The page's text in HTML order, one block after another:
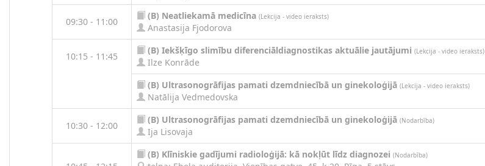
09:30 - 11:00
(B) Neatliekamā medicīna (Lekcija - video ieraksts)
Anastasija Fjodorova
10:15 - 11:45
(B) Iekšķīgo slimību diferenciāldiagnostikas aktuālie jautājumi (Lekcija - video ieraksts)
Ilze Konrāde
(B) Ultrasonogrāfijas pamati dzemdniecībā un ginekoloģijā (Lekcija - video ieraksts)
Natālija Vedmedovska
10:30 - 12:00
(B) Ultrasonogrāfijas pamati dzemdniecībā un ginekoloģijā (Nodarbība)
Ija Lisovaja
(B) Klīniskie gadījumi radioloģijā: kā nokļūt līdz diagnozei (Nodarbība)